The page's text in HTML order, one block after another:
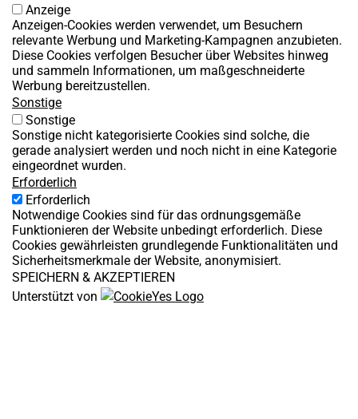
Anzeige
Anzeigen-Cookies werden verwendet, um Besuchern
relevante Werbung und Marketing-Kampagnen anzubieten.
Diese Cookies verfolgen Besucher über Websites hinweg
und sammeln Informationen, um maßgeschneiderte
Werbung bereitzustellen.
Sonstige
Sonstige
Sonstige nicht kategorisierte Cookies sind solche, die
gerade analysiert werden und noch nicht in eine Kategorie
eingeordnet wurden.
Erforderlich
Erforderlich
Notwendige Cookies sind für das ordnungsgemäße
Funktionieren der Website unbedingt erforderlich. Diese
Cookies gewährleisten grundlegende Funktionalitäten und
Sicherheitsmerkmale der Website, anonymisiert.
SPEICHERN & AKZEPTIEREN
Unterstützt von